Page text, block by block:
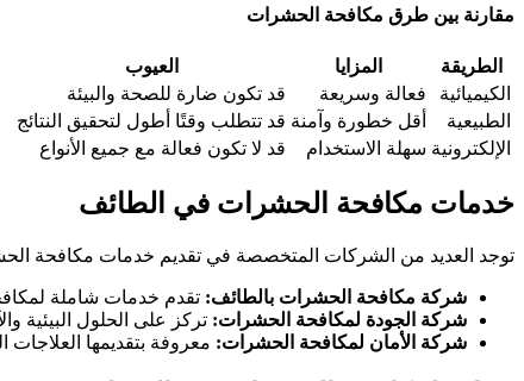
مقارنة بين طرق مكافحة الحشرات
الطريقة المزايا
العيوب
الكيميائية
فعالة وسريعة
قد تكون ضارة للصحة والبيئة
الطبيعية
أقل خطورة وآمنة قد تتطلب وقتًا أطول لتحقيق النتائج
الإلكترونية سهلة الاستخدام قد لا تكون فعالة مع جميع الأنواع
خدمات مكافحة الحشرات في الطائف
توجد العديد من الشركات المتخصصة في تقديم خدمات مكافحة
شركة مكافحة الحشرات بالطائف: تقدم خدمات شاملة
شركة الجودة لمكافحة الحشرات: تركز على الحلول البيئية
شركة الأمان لمكافحة الحشرات: معروفة بتقديمها العلاجات